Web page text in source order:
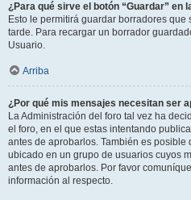
¿Para qué sirve el botón “Guardar” en
Esto le permitirá guardar borradores
tarde. Para recargar un borrador
Usuario.
Arriba
¿Por qué mis mensajes necesitan ser
La Administración del foro tal vez ha
el foro, en el que estas intentando
antes de aprobarlos. También es posible
ubicado en un grupo de usuarios cuyos
antes de aprobarlos. Por favor
información al respecto.